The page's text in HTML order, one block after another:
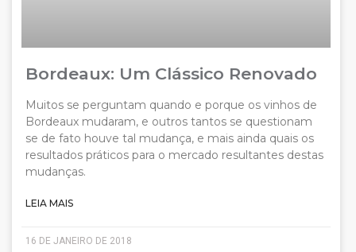
Bordeaux: Um Clássico Renovado
Muitos se perguntam quando e porque os vinhos de
Bordeaux mudaram, e outros tantos se questionam
se de fato houve tal mudança, e mais ainda quais os
resultados práticos para o mercado resultantes destas
mudanças.
LEIA MAIS
16 DE JANEIRO DE 2018